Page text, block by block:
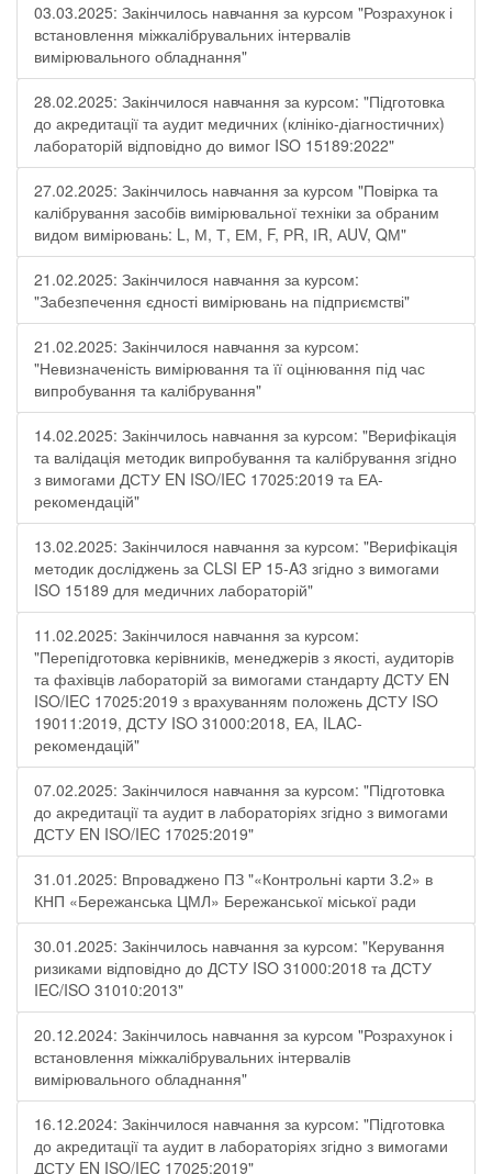
03.03.2025: Закінчилось навчання за курсом "Розрахунок і
встановлення міжкалібрувальних інтервалів
вимірювального обладнання"
28.02.2025: Закінчилося навчання за курсом: "Підготовка
до акредитації та аудит медичних (клініко-діагностичних)
лабораторій відповідно до вимог ISO 15189:2022"
27.02.2025: Закінчилось навчання за курсом "Повірка та
калібрування засобів вимірювальної техніки за обраним
видом вимірювань: L, М, Т, ЕМ, F, РR, ІR, АUV, QМ"
21.02.2025: Закінчилося навчання за курсом:
"Забезпечення єдності вимірювань на підприємстві"
21.02.2025: Закінчилося навчання за курсом:
"Невизначеність вимірювання та її оцінювання під час
випробування та калібрування"
14.02.2025: Закінчилось навчання за курсом: "Верифікація
та валідація методик випробування та калібрування згідно
з вимогами ДСТУ EN ISO/IEC 17025:2019 та ЕА-
рекомендацій"
13.02.2025: Закінчилося навчання за курсом: "Верифікація
методик досліджень за CLSI EP 15-A3 згідно з вимогами
ISO 15189 для медичних лабораторій"
11.02.2025: Закінчилося навчання за курсом:
"Перепідготовка керівників, менеджерів з якості, аудиторів
та фахівців лабораторій за вимогами стандарту ДСТУ EN
ISO/IEC 17025:2019 з врахуванням положень ДСТУ ISO
19011:2019, ДСТУ ISO 31000:2018, ЕА, ILAC-
рекомендацій"
07.02.2025: Закінчилося навчання за курсом: "Підготовка
до акредитації та аудит в лабораторіях згідно з вимогами
ДСТУ EN ISO/IEC 17025:2019"
31.01.2025: Впроваджено ПЗ "«Контрольні карти 3.2» в
КНП «Бережанська ЦМЛ» Бережанської міської ради
30.01.2025: Закінчилось навчання за курсом: "Керування
ризиками відповідно до ДСТУ ISO 31000:2018 та ДСТУ
IEC/ISO 31010:2013"
20.12.2024: Закінчилось навчання за курсом "Розрахунок і
встановлення міжкалібрувальних інтервалів
вимірювального обладнання"
16.12.2024: Закінчилося навчання за курсом: "Підготовка
до акредитації та аудит в лабораторіях згідно з вимогами
ДСТУ EN ISO/IEC 17025:2019"